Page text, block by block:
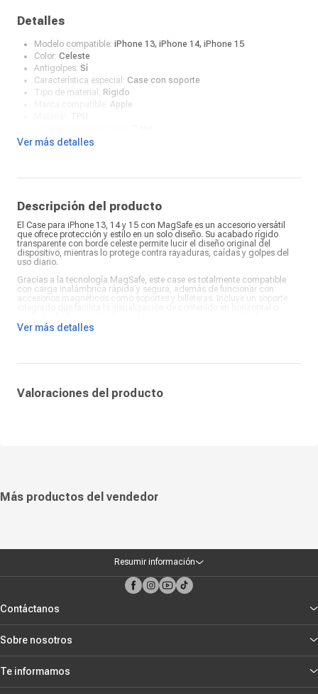
Detalles
Modelo compatible: iPhone 13, iPhone 14, iPhone 15
Color: Celeste
Antigolpes: Sí
Característica especial: Case con soporte
Tipo de material: Rígido
Apple
Ver más detalles
Descripción del producto
El Case para iPhone 13, 14 y 15 con MagSafe es un accesorio versátil
que ofrece protección y estilo en un solo diseño. Su acabado rígido
transparente con borde celeste permite lucir el diseño original del
dispositivo, mientras lo protege contra rayaduras, caídas y golpes del
uso diario.
Gracias a la tecnología MagSafe, este case es totalmente compatible
con carga inalámbrica rápida y segura, además de funcionar con
accesorios magnéticos como soportes y billeteras. Incluye un soporte
moderno, convirtiéndolo en la opción ideal para quienes buscan una
Ver más detalles
Valoraciones del producto
Más productos del vendedor
Resumir información
Contáctanos
Sobre nosotros
Te informamos